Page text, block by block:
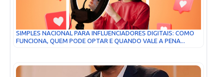
SIMPLES NACIONAL PARA INFLUENCIADORES DIGITAIS: COMO
FUNCIONA, QUEM PODE OPTAR E QUANDO VALE A PENA...